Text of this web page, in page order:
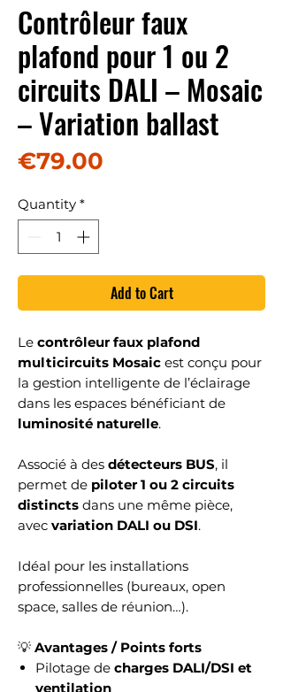
Contrôleur faux
plafond pour 1 ou 2
circuits DALI – Mosaic
– Variation ballast
€79.00
Quantity *
Add to Cart
Le contrôleur faux plafond
multicircuits Mosaic est conçu pour
la gestion intelligente de l’éclairage
dans les espaces bénéficiant de
luminosité naturelle.
Associé à des détecteurs BUS, il
permet de piloter 1 ou 2 circuits
distincts dans une même pièce,
avec variation DALI ou DSI.
Idéal pour les installations
professionnelles (bureaux, open
space, salles de réunion…).
💡 Avantages / Points forts
Pilotage de charges DALI/DSI et
ventilation